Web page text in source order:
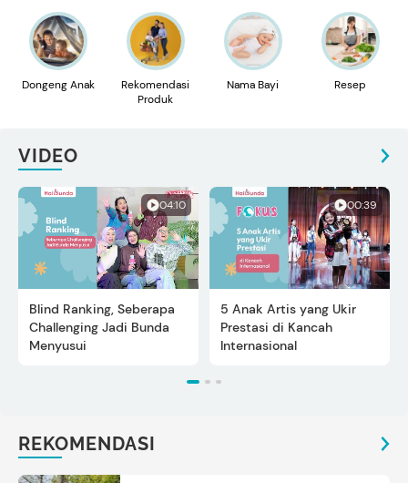
Dongeng Anak
Rekomendasi
Produk
Nama Bayi Resep
VIDEO
04:10
Blind Ranking, Seberapa
Challenging Jadi Bunda
Menyusui
00:39
5 Anak Artis yang Ukir
Prestasi di Kancah
Internasional
REKOMENDASI